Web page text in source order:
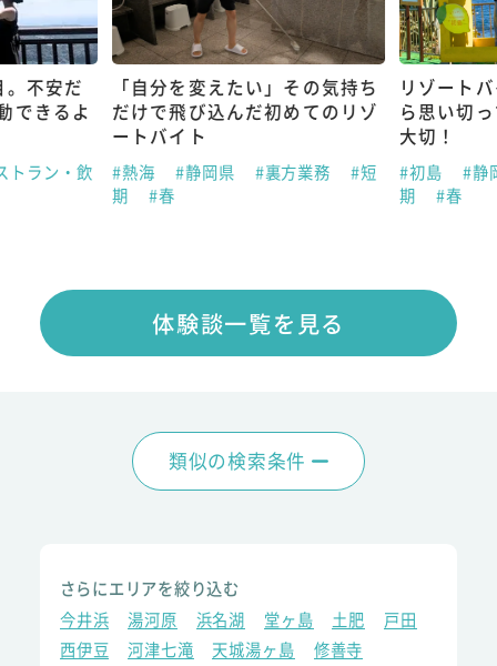
不安だ
できるよ
トラン・飲
「自分を変えたい」その気持ち
だけで飛び込んだ初めてのリゾ
ートバイト
#熱海 #静岡県 #裏方業務
#短
期
#春
リゾート
ら思い切
大切！
#初島
#静
期
#春
体験談一覧を見る
類似の検索条件
さらにエリアを絞り込む
今井浜
湯河原 浜名湖 堂ヶ島 土肥
戸田
西伊豆
河津七滝 天城湯ヶ島
修善寺